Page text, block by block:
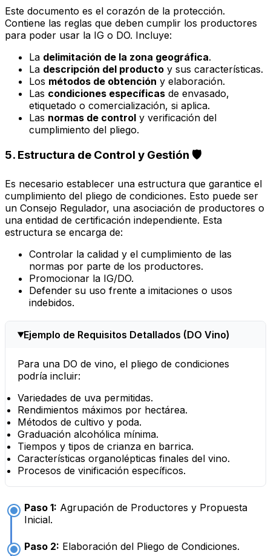
Este documento es el corazón de la protección.
Contiene las reglas que deben cumplir los productores
para poder usar la IG o DO. Incluye:
La delimitación de la zona geográfica.
La descripción del producto y sus características.
Los métodos de obtención y elaboración.
Las condiciones específicas de envasado,
etiquetado o comercialización, si aplica.
Las normas de control y verificación del
cumplimiento del pliego.
5. Estructura de Control y Gestión 🛡️
Es necesario establecer una estructura que garantice el
cumplimiento del pliego de condiciones. Esto puede ser
un Consejo Regulador, una asociación de productores o
una entidad de certificación independiente. Esta
estructura se encarga de:
Controlar la calidad y el cumplimiento de las
normas por parte de los productores.
Promocionar la IG/DO.
Defender su uso frente a imitaciones o usos
indebidos.
Ejemplo de Requisitos Detallados (DO Vino)
Para una DO de vino, el pliego de condiciones
podría incluir:
Variedades de uva permitidas.
Rendimientos máximos por hectárea.
Métodos de cultivo y poda.
Graduación alcohólica mínima.
Tiempos y tipos de crianza en barrica.
Características organolépticas finales del vino.
Procesos de vinificación específicos.
Paso 1: Agrupación de Productores y Propuesta
Inicial.
Paso 2: Elaboración del Pliego de Condiciones.